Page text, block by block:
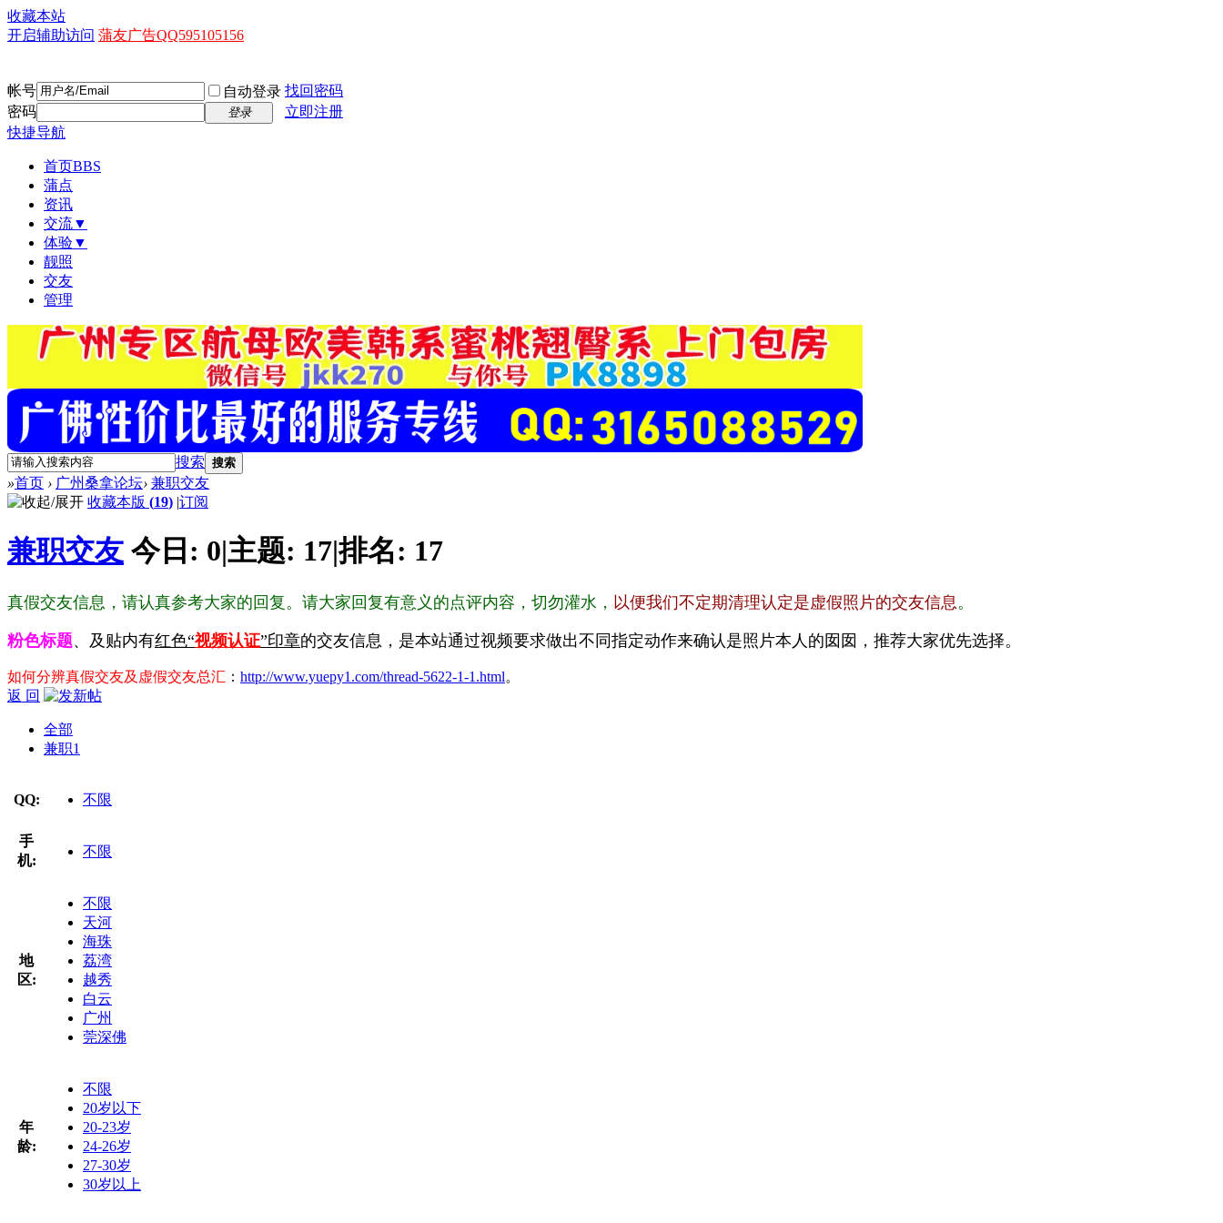
收藏本站
开启辅助访问 蒲友广告QQ595105156
帐号 自动登录 找回密码
密码
登录
立即注册
快捷导航
首页BBS
蒲点
资讯
交流▼
体验▼
靓照
交友
管理
搜索 搜索
»首页 › 广州桑拿论坛› 兼职交友
收藏本版 (19) |订阅
兼职交友 今日: 0|主题: 17|排名: 17
真假交友信息，请认真参考大家的回复。请大家回复有意义的点评内容，切勿灌水， 以便我们不定期清理认定是虚假照片的交友信息 。
粉色标题、及贴内有红色“视频认证”印章的交友信息，是本站通过视频要求做出不同指定动作来确认是照片本人的囡囡，推荐大家优先选择。
如何分辨真假交友及虚假交友总汇 ： http://www.yuepy1.com/thread-5622-1-1.html。
返 回
全部
兼职1
QQ: 不限
手
机:
不限
地
区:
不限
天河
海珠
荔湾
越秀
白云
广州
莞深佛
年
龄:
不限
20岁以下
20-23岁
24-26岁
27-30岁
30岁以上